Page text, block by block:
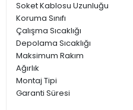
Soket Kablosu Uzunluğu
Koruma Sınıfı
Çalışma Sıcaklığı
Depolama Sıcaklığı
Maksimum Rakım
Ağırlık
Montaj Tipi
Garanti Süresi